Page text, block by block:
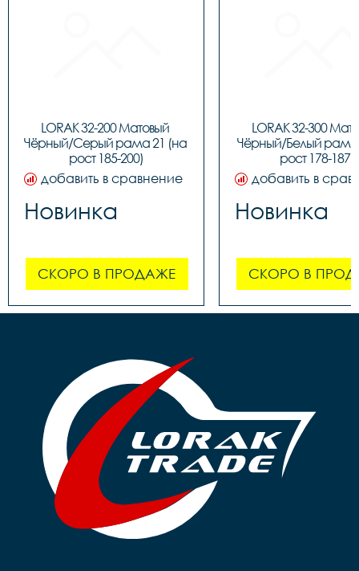
LORAK 32-200 Матовый
Чёрный/Серый рама 21 (на
рост 185-200)
добавить в сравнение
Новинка
СКОРО В ПРОДАЖЕ
LORAK 32-300
Чёрный/Белый рама
рост 178-187)
добавить в
Новинка
СКОРО В